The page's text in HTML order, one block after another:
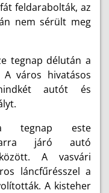
feldarabolták, az
nem sérült meg
tegnap délután a
A város hivatásos
autót és
tegnap este
arra járó autó
A vasvári
láncfűrésszel a
A kisteher